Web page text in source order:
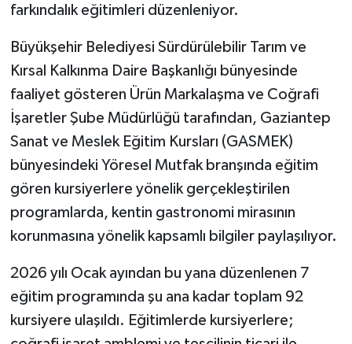
farkındalık eğitimleri düzenleniyor.
Büyükşehir Belediyesi Sürdürülebilir Tarım ve
Kırsal Kalkınma Daire Başkanlığı bünyesinde
faaliyet gösteren Ürün Markalaşma ve Coğrafi
İşaretler Şube Müdürlüğü tarafından, Gaziantep
Sanat ve Meslek Eğitim Kursları (GASMEK)
bünyesindeki Yöresel Mutfak branşında eğitim
gören kursiyerlere yönelik gerçekleştirilen
programlarda, kentin gastronomi mirasının
korunmasına yönelik kapsamlı bilgiler paylaşılıyor.
2026 yılı Ocak ayından bu yana düzenlenen 7
eğitim programında şu ana kadar toplam 92
kursiyere ulaşıldı. Eğitimlerde kursiyerlere;